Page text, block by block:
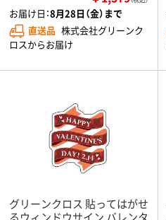
お届け日：8月28日（金）まで
直送品 株式会社グリーンク
ロスからお届け
グリーンクロス 貼ってはがせ
るウィンドウサイン バレンタ